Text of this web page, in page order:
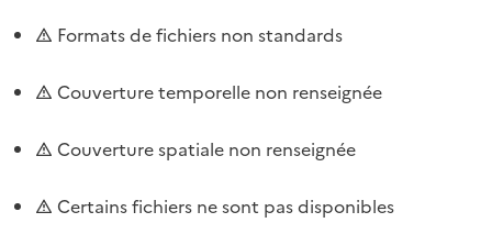
Formats de fichiers non standards
Couverture temporelle non renseignée
Couverture spatiale non renseignée
Certains fichiers ne sont pas disponibles